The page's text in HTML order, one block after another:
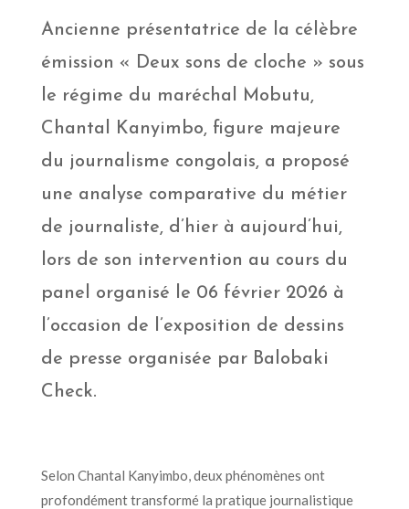
Ancienne présentatrice de la célèbre
émission « Deux sons de cloche » sous
le régime du maréchal Mobutu,
Chantal Kanyimbo, figure majeure
du journalisme congolais, a proposé
une analyse comparative du métier
de journaliste, d’hier à aujourd’hui,
lors de son intervention au cours du
panel organisé le 06 février 2026 à
l’occasion de l’exposition de dessins
de presse organisée par Balobaki
Check.
Selon Chantal Kanyimbo, deux phénomènes ont
profondément transformé la pratique journalistique